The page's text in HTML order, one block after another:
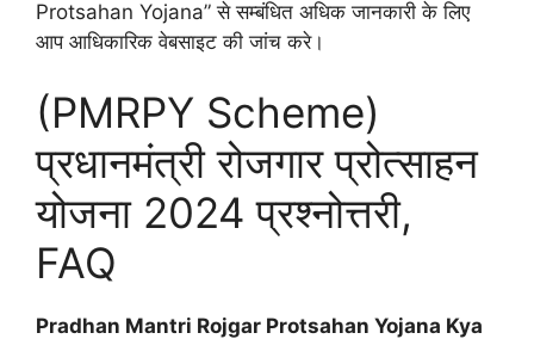
Protsahan Yojana” से सम्बंधित अधिक जानकारी के लिए
आप आधिकारिक वेबसाइट की जांच करे।
(PMRPY Scheme)
प्रधानमंत्री रोजगार प्रोत्साहन
योजना 2024 प्रश्नोत्तरी,
FAQ
Pradhan Mantri Rojgar Protsahan Yojana Kya